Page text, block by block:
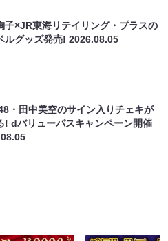
子×JR東海リテイリング・プラスの
ルグッズ発売!2026.08.05
・田中美空のサイン入りチェキが
! dバリューパスキャンペーン開催